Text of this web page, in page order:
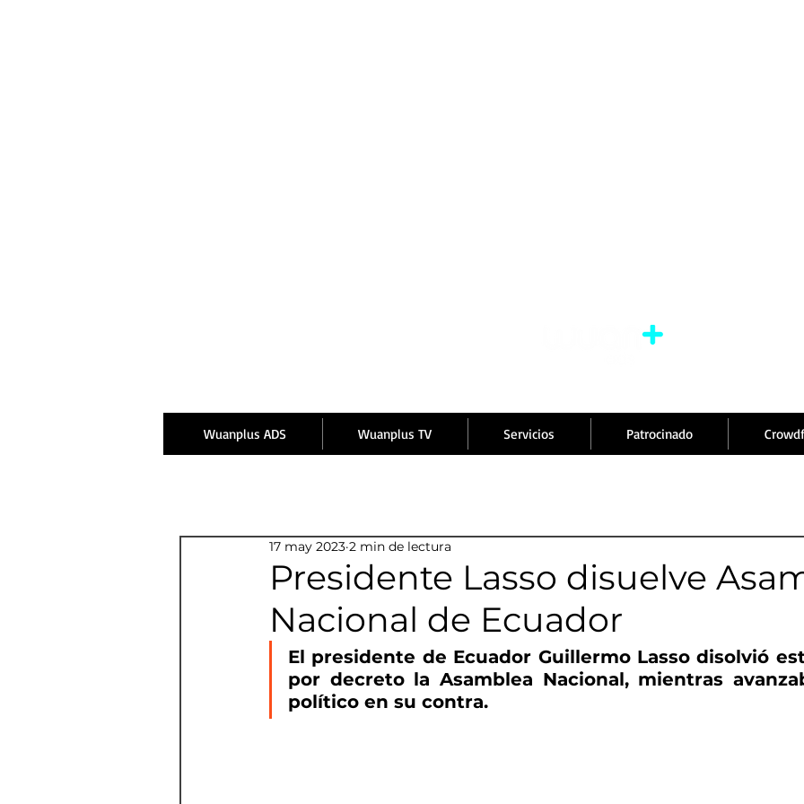
Wuanplus ADS Wuanplus TV Servicios Patrocinado
Presidente Lasso disuelve
Nacional de Ecuador
17 may 2023 2 min de lectura
El presidente de Ecuador Guillermo Lasso disolvió
por decreto la Asamblea Nacional, mientras
político en su contra.